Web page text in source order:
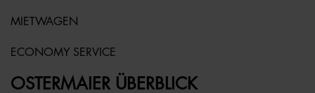
MIETWAGEN
ECONOMY SERVICE
OSTERMAIER ÜBERBLICK